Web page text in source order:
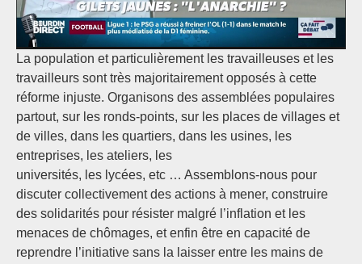
La population et particulièrement les travailleuses et les
travailleurs sont très majoritairement opposés à cette
réforme injuste. Organisons des assemblées populaires
partout, sur les ronds-points, sur les places de villages et
de villes, dans les quartiers, dans les usines, les
entreprises, les ateliers, les
universités, les lycées, etc … Assemblons-nous pour
discuter collectivement des actions à mener, construire
des solidarités pour résister malgré l’inflation et les
menaces de chômages, et enfin être en capacité de
reprendre l’initiative sans la laisser entre les mains de